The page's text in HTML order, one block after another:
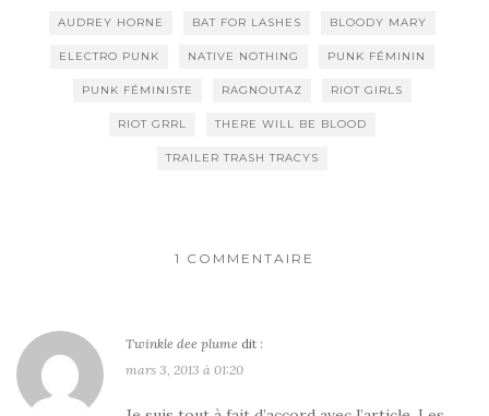
AUDREY HORNE BAT FOR LASHES BLOODY MARY
ELECTRO PUNK NATIVE NOTHING PUNK FÉMININ
PUNK FÉMINISTE RAGNOUTAZ RIOT GIRLS
RIOT GRRL THERE WILL BE BLOOD
TRAILER TRASH TRACYS
1 COMMENTAIRE
Twinkle dee plume dit :
mars 3, 2013 à 01:20